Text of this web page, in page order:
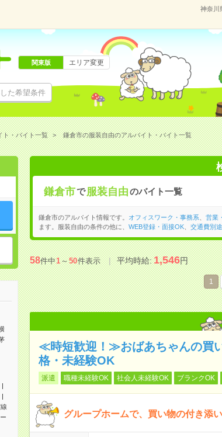
神奈川
た希望条件
関東版 エリア変更
ト・バイト一覧 鎌倉市の服装自由のアルバイト・バイト一覧
鎌倉市で 服装自由のバイト一覧
鎌倉市のアルバイト情報です。 オフィスワーク・事務系 営業
ます。服装自由の条件の他に、 WEB登録・面接OK、 交通費別
58件中1～50件表示 平均時給:1,546円
1
≪時短歓迎！≫おばあちゃんの買
格・未経験OK
派遣 職種未経験OK 社会人未経験OK ブランクOK
グループホームで、買い物の付き添